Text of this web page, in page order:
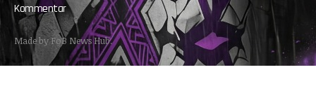
Kommentar
Made by FoB News Hub.